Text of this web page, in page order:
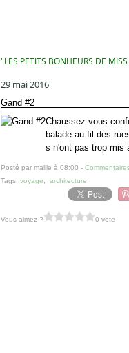
"LES PETITS BONHEURS DE
29 mai 2016
Gand #2
Chaussez-vous
balade au fil des
s n'ont pas trop mis
Posté par malile à 08:00 -
Tags: voyage architecture
Vous aimez ? 0 vote